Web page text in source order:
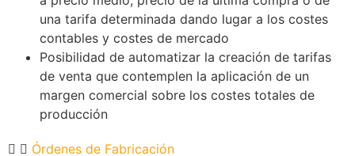
una tarifa determinada dando lugar a los costes
contables y costes de mercado
Posibilidad de automatizar la creación de tarifas
de venta que contemplen la aplicación de un
margen comercial sobre los costes totales de
producción
Órdenes de Fabricación